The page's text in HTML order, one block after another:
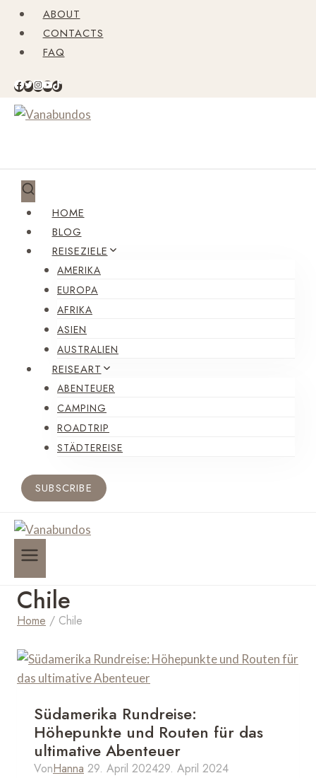
Zum
Inhalt
springen
ABOUT
CONTACTS
FAQ
HOME
BLOG
REISEZIELE
AMERIKA
EUROPA
AFRIKA
ASIEN
AUSTRALIEN
REISEART
ABENTEUER
CAMPING
ROADTRIP
STÄDTEREISE
SUBSCRIBE
Chile
Home / Chile
Südamerika Rundreise:
Höhepunkte und Routen für das
ultimative Abenteuer
VonHanna 29. April 202429. April 2024